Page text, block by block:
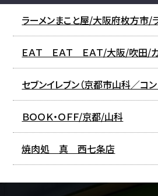
ラーメンまこと屋/大阪府枚方市/
ＥＡＴ ＥＡＴ ＥＡＴ/大阪/吹田/
セブンイレブン（京都市山科／コン
ＢＯＯＫ・ＯＦＦ/京都/山科
焼肉処 真 西七条店